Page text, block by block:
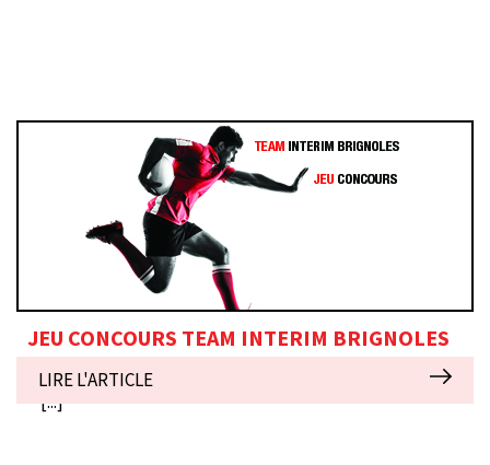
JEU CONCOURS TEAM INTERIM BRIGNOLES
--->> PAGE FACEBOOK TEAM INTERIM BRIGNOLES <<--
[...]
LIRE L'ARTICLE